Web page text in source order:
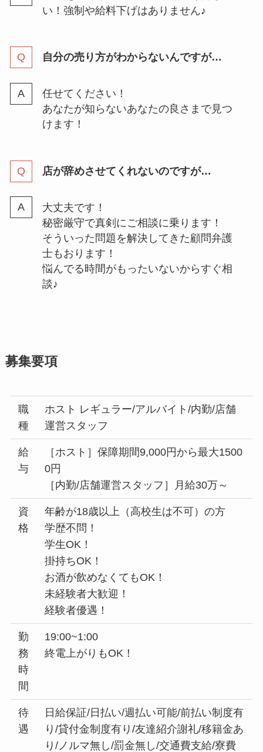
い！強制や給料下げはありません♪
自分の売り方がわからないんですが…
任せてください！
あなたが知らないあなたの良さまで見つ
けます！
店が辞めさせてくれないのですが…
大丈夫です！
秘密厳守で真剣にご相談に乗ります！
そういった問題を解決してきた顧問弁護
士もおります！
悩んでる時間がもったいないからすぐ相
談♪
募集要項
職
種
ホスト レギュラー/アルバイト/内勤/店舗
運営スタッフ
給
与
［ホスト］保障期間9,000円から最大1500
0円
［内勤/店舗運営スタッフ］月給30万～
資
格
年齢が18歳以上（高校生は不可）の方
学歴不問！
学生OK！
掛持ちOK！
お酒が飲めなくてもOK！
未経験者大歓迎！
経験者優遇！
勤
務
時
間
19:00~1:00
終電上がりもOK！
待
遇
日給保証/日払い/週払い可能/前払い制度有
り/貸付金制度有り/友達紹介謝礼/移籍金あ
り/ノルマ無し/罰金無し/交通費支給/寮費